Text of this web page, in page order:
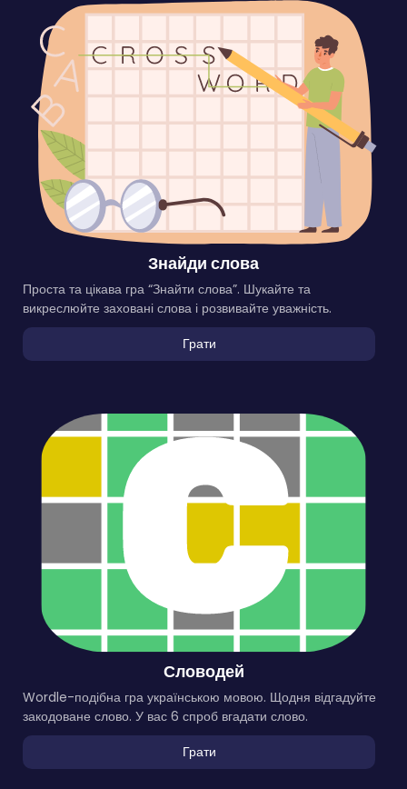
Знайди слова
Проста та цікава гра “Знайти слова”. Шукайте та
викреслюйте заховані слова і розвивайте уважність.
Грати
Словодей
Wordle-подібна гра українською мовою. Щодня відгадуйте
закодоване слово. У вас 6 спроб вгадати слово.
Грати